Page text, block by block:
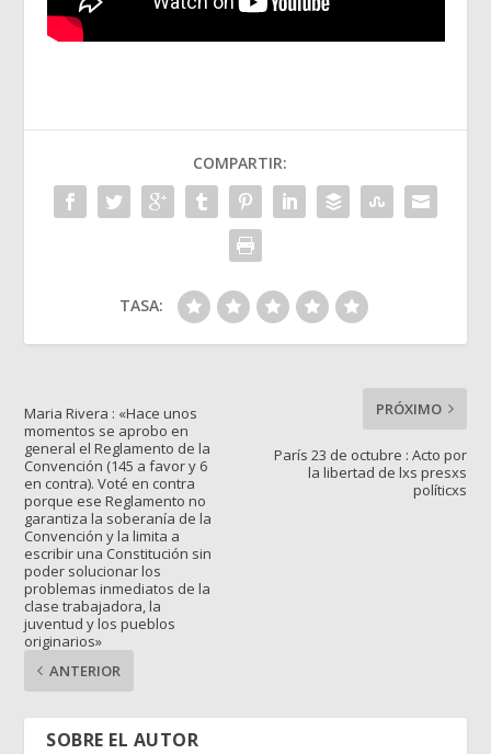
COMPARTIR:
TASA:
Maria Rivera : «Hace unos
momentos se aprobo en
general el Reglamento de la
Convención (145 a favor y 6
en contra). Voté en contra
porque ese Reglamento no
garantiza la soberanía de la
Convención y la limita a
escribir una Constitución sin
poder solucionar los
problemas inmediatos de la
clase trabajadora, la
juventud y los pueblos
originarios»
ANTERIOR
PRÓXIMO
París 23 de octubre : Acto por
la libertad de lxs presxs
políticxs
SOBRE EL AUTOR